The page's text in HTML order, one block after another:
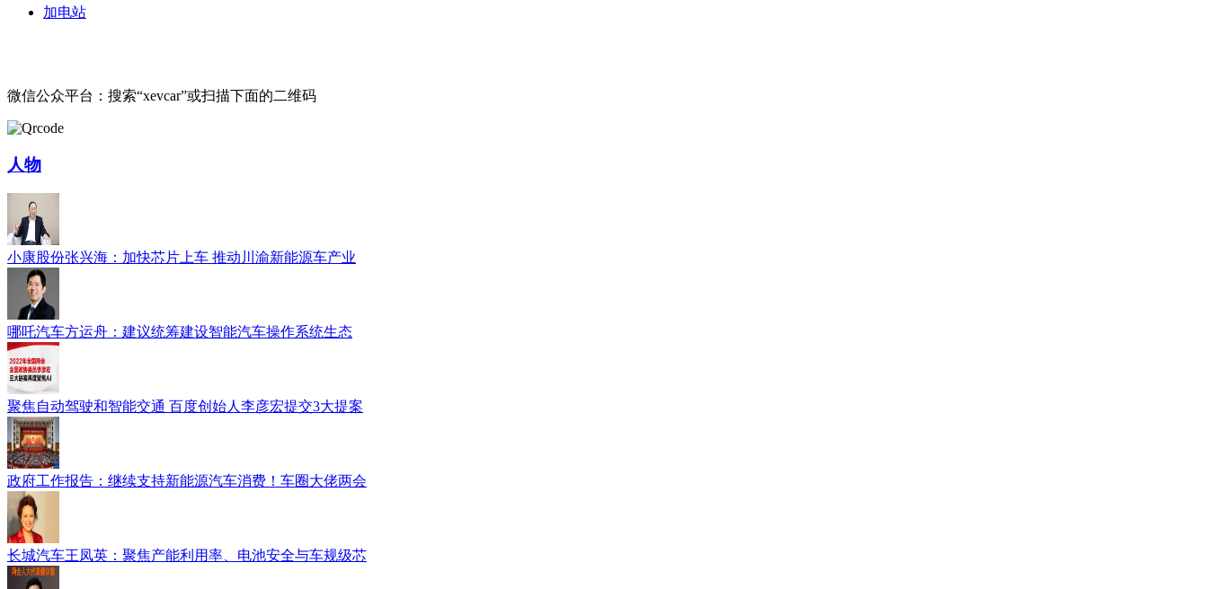
加电站
微信公众平台：搜索“xevcar”或扫描下面的二维码
人物
小康股份张兴海：加快芯片上车 推动川渝新能源车产业
哪吒汽车方运舟：建议统筹建设智能汽车操作系统生态
聚焦自动驾驶和智能交通 百度创始人李彦宏提交3大提案
政府工作报告：继续支持新能源汽车消费！车圈大佬两会
长城汽车王凤英：聚焦产能利用率、电池安全与车规级芯